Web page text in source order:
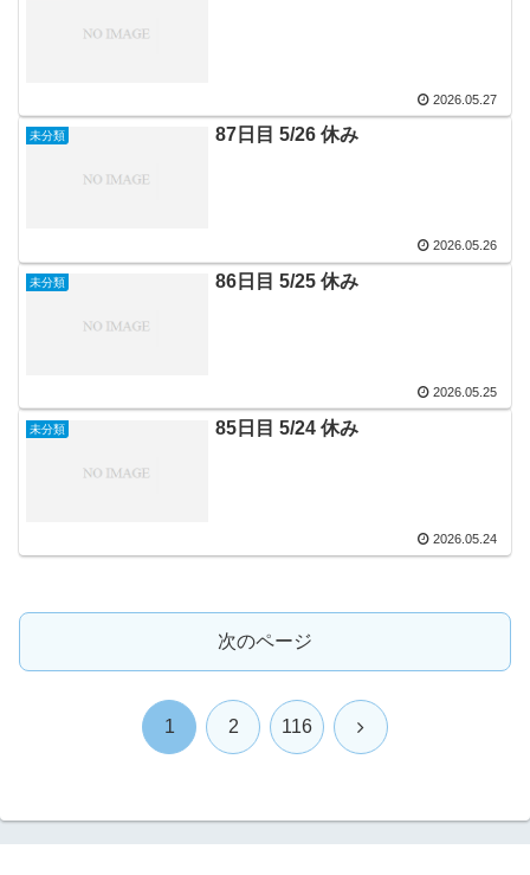
2026.05.27
未分類 87日目 5/26 休み
2026.05.26
未分類 86日目 5/25 休み
2026.05.25
未分類 85日目 5/24 休み
2026.05.24
次のページ
1 2 116 次